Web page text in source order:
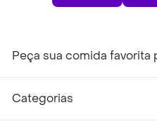
Peça sua comida favorita
Categorias